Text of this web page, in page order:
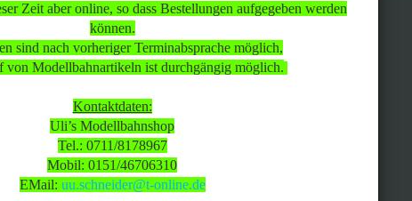
Zeit aber online, so dass Bestellungen aufgegeben werden
können.
sind nach vorheriger Terminabsprache möglich,
von Modellbahnartikeln ist durchgängig möglich.
Kontaktdaten:
Uli’s Modellbahnshop
Tel.: 0711/8178967
Mobil: 0151/46706310
EMail: uu.schneider@t-online.de
»
Sondermodell voll funktionsfähig neuwertig Wechselstrom digital
bis Mittwoch (16.09.26)